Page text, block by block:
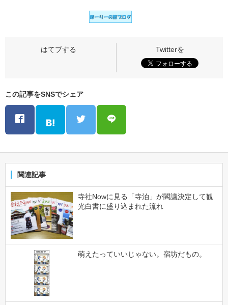
この記事をSNSでシェア
関連記事
寺社Nowに見る「寺泊」が閣議決定して観
光白書に盛り込まれた流れ
萌えたっていいじゃない。宿坊だもの。